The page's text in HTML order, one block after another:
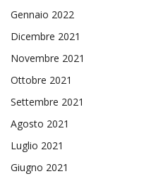
Gennaio 2022
Dicembre 2021
Novembre 2021
Ottobre 2021
Settembre 2021
Agosto 2021
Luglio 2021
Giugno 2021